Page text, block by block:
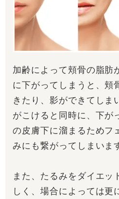
加齢によって頬骨の脂肪
に下がってしまうと、頬
きたり、影ができてしま
がこけると同時に、下が
の皮膚下に溜まるためフ
みにも繋がってしまいま
また、たるみをダイエッ
しく、場合によっては更